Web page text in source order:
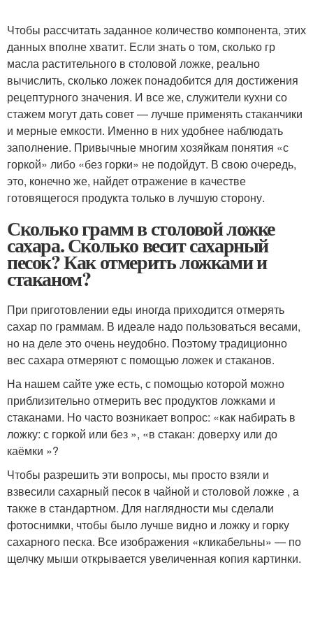
Чтобы рассчитать заданное количество компонента, этих
данных вполне хватит. Если знать о том, сколько гр
масла растительного в столовой ложке, реально
вычислить, сколько ложек понадобится для достижения
рецептурного значения. И все же, служители кухни со
стажем могут дать совет — лучше применять стаканчики
и мерные емкости. Именно в них удобнее наблюдать
заполнение. Привычные многим хозяйкам понятия «с
горкой» либо «без горки» не подойдут. В свою очередь,
это, конечно же, найдет отражение в качестве
готовящегося продукта только в лучшую сторону.
Сколько грамм в столовой ложке
сахара. Сколько весит сахарный
песок? Как отмерить ложками и
стаканом?
При приготовлении еды иногда приходится отмерять
сахар по граммам. В идеале надо пользоваться весами,
но на деле это очень неудобно. Поэтому традиционно
вес сахара отмеряют с помощью ложек и стаканов.
На нашем сайте уже есть, с помощью которой можно
приблизительно отмерить вес продуктов ложками и
стаканами. Но часто возникает вопрос: «как набирать в
ложку: с горкой или без », «в стакан: доверху или до
каёмки »?
Чтобы разрешить эти вопросы, мы просто взяли и
взвесили сахарный песок в чайной и столовой ложке , а
также в стандартном. Для наглядности мы сделали
фотоснимки, чтобы было лучше видно и ложку и горку
сахарного песка. Все изображения «кликабельны» — по
щелчку мыши открывается увеличенная копия картинки.